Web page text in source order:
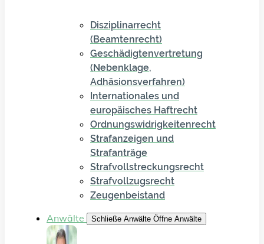
Disziplinarrecht
(Beamtenrecht)
Geschädigtenvertretung
(Nebenklage,
Adhäsionsverfahren)
Internationales und
europäisches Haftrecht
Ordnungswidrigkeitenrecht
Strafanzeigen und
Strafanträge
Strafvollstreckungsrecht
Strafvollzugsrecht
Zeugenbeistand
Anwälte Schließe Anwälte Öffne Anwälte